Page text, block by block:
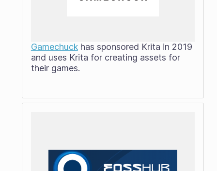
Gamechuckhas sponsored Krita in 2019
and uses Krita for creating assets for
their games.